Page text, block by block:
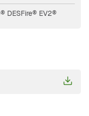
DESFire® EV2®